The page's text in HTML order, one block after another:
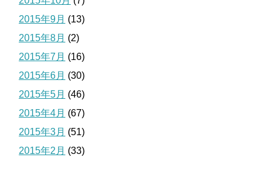
2015年9月 (13)
2015年8月 (2)
2015年7月 (16)
2015年6月 (30)
2015年5月 (46)
2015年4月 (67)
2015年3月 (51)
2015年2月 (33)